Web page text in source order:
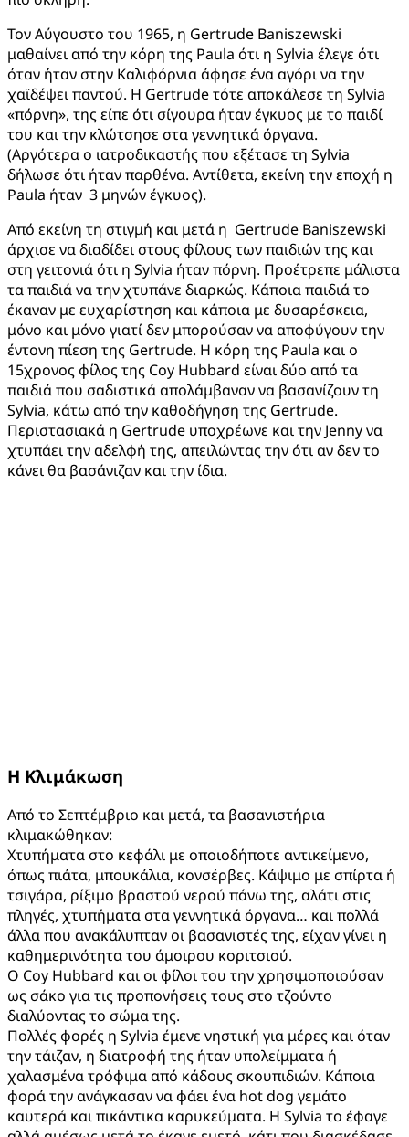
Τον Αύγουστο του 1965, η Gertrude Baniszewski
μαθαίνει από την κόρη της Paula ότι η Sylvia έλεγε ότι
όταν ήταν στην Καλιφόρνια άφησε ένα αγόρι να την
χαϊδέψει παντού. Η Gertrude τότε αποκάλεσε τη Sylvia
«πόρνη», της είπε ότι σίγουρα ήταν έγκυος με το παιδί
του και την κλώτσησε στα γεννητικά όργανα.
(Αργότερα ο ιατροδικαστής που εξέτασε τη Sylvia
δήλωσε ότι ήταν παρθένα. Αντίθετα, εκείνη την εποχή η
Paula ήταν 3 μηνών έγκυος).
Από εκείνη τη στιγμή και μετά η Gertrude Baniszewski
άρχισε να διαδίδει στους φίλους των παιδιών της και
στη γειτονιά ότι η Sylvia ήταν πόρνη. Προέτρεπε μάλιστα
τα παιδιά να την χτυπάνε διαρκώς. Κάποια παιδιά το
έκαναν με ευχαρίστηση και κάποια με δυσαρέσκεια,
μόνο και μόνο γιατί δεν μπορούσαν να αποφύγουν την
έντονη πίεση της Gertrude. Η κόρη της Paula και ο
15χρονος φίλος της Coy Hubbard είναι δύο από τα
παιδιά που σαδιστικά απολάμβαναν να βασανίζουν τη
Sylvia, κάτω από την καθοδήγηση της Gertrude.
Περιστασιακά η Gertrude υποχρέωνε και την Jenny να
χτυπάει την αδελφή της, απειλώντας την ότι αν δεν το
κάνει θα βασάνιζαν και την ίδια.
H Κλιμάκωση
Από το Σεπτέμβριο και μετά, τα βασανιστήρια
κλιμακώθηκαν:
Χτυπήματα στο κεφάλι με οποιοδήποτε αντικείμενο,
όπως πιάτα, μπουκάλια, κονσέρβες. Κάψιμο με σπίρτα ή
τσιγάρα, ρίξιμο βραστού νερού πάνω της, αλάτι στις
πληγές, χτυπήματα στα γεννητικά όργανα… και πολλά
άλλα που ανακάλυπταν οι βασανιστές της, είχαν γίνει η
καθημερινότητα του άμοιρου κοριτσιού.
Ο Coy Hubbard και οι φίλοι του την χρησιμοποιούσαν
ως σάκο για τις προπονήσεις τους στο τζούντο
διαλύοντας το σώμα της.
Πολλές φορές η Sylvia έμενε νηστική για μέρες και όταν
την τάιζαν, η διατροφή της ήταν υπολείμματα ή
χαλασμένα τρόφιμα από κάδους σκουπιδιών. Κάποια
φορά την ανάγκασαν να φάει ένα hot dog γεμάτο
καυτερά και πικάντικα καρυκεύματα. Η Sylvia το έφαγε